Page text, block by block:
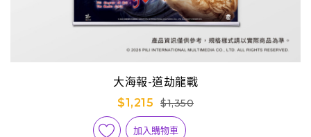
大海報-道劫龍戰
$1,215
$1,350
加入購物車